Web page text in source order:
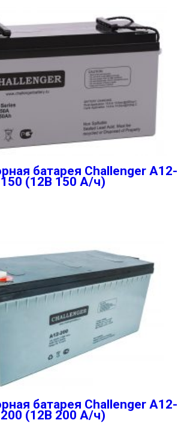
батарея Challenger A12-
150 (12В 150 А/ч)
батарея Challenger A12-
200 (12В 200 А/ч)